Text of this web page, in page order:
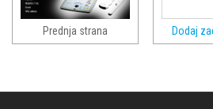
Prednja strana Dodaj